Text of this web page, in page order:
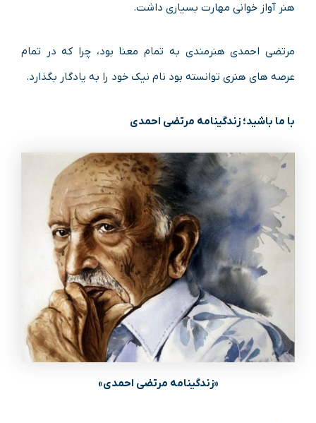
هنر آواز خوانی مهارت بسیاری داشت.
مرتضی احمدی هنرمندی به تمام معنا بود، چرا که در تمام
عرصه های هنری توانسته بود نام نیک خود را به یادگار بگذارد.
با ما باشید؛ زندگینامه مرتضی احمدی
«زندگینامه مرتضی احمدی»